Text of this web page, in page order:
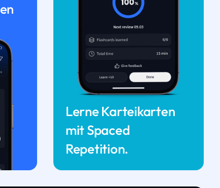
Lerne Karteikarten
mit Spaced
Repetition.